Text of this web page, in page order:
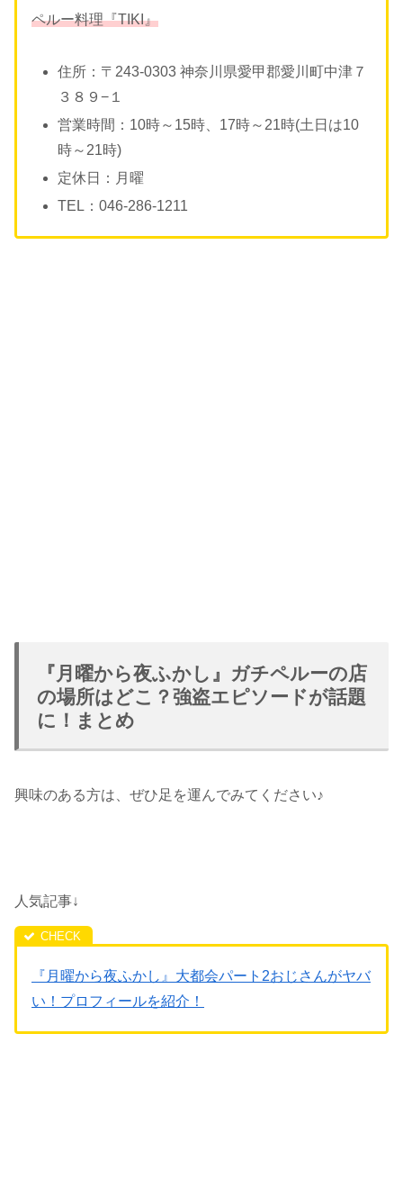
ペルー料理『TIKI』
住所：〒243-0303 神奈川県愛甲郡愛川町中津７
３８９−１
営業時間：10時～15時、17時～21時(土日は10
時～21時)
定休日：月曜
TEL：046-286-1211
『月曜から夜ふかし』ガチペルーの店
の場所はどこ？強盗エピソードが話題
に！まとめ
興味のある方は、ぜひ足を運んでみてください♪
人気記事↓
『月曜から夜ふかし』大都会パート2おじさんがヤバ
い！プロフィールを紹介！